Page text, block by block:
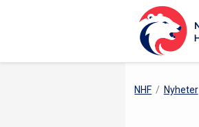
NHF Nyheter